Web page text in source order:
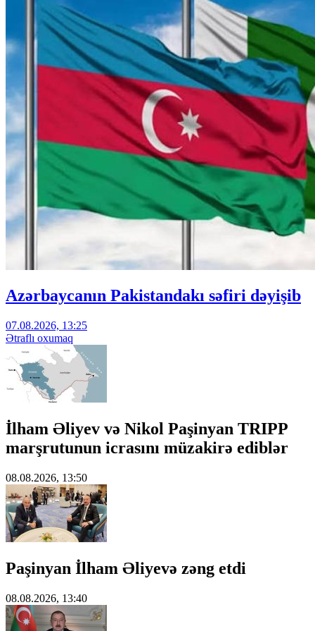
Azərbaycanın Pakistandakı səfiri dəyişib
07.08.2026, 13:25
Ətraflı oxumaq
İlham Əliyev və Nikol Paşinyan TRIPP
marşrutunun icrasını müzakirə ediblər
08.08.2026, 13:50
Paşinyan İlham Əliyevə zəng etdi
08.08.2026, 13:40